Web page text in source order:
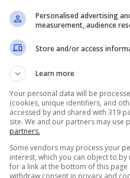
la ricetta
PANE
E CARNE
che sazia, non
sempre la scarpetta.
Personalised advertising
measurement, audience
Store and/or access
Learn more
Your personal data will be
(cookies, unique identifiers, and
accessed by and shared with 319
site. We and our partners may use
partners.
Some vendors may process your
interest, which you can object to
for a link at the bottom of this
withdraw consent in privacy and